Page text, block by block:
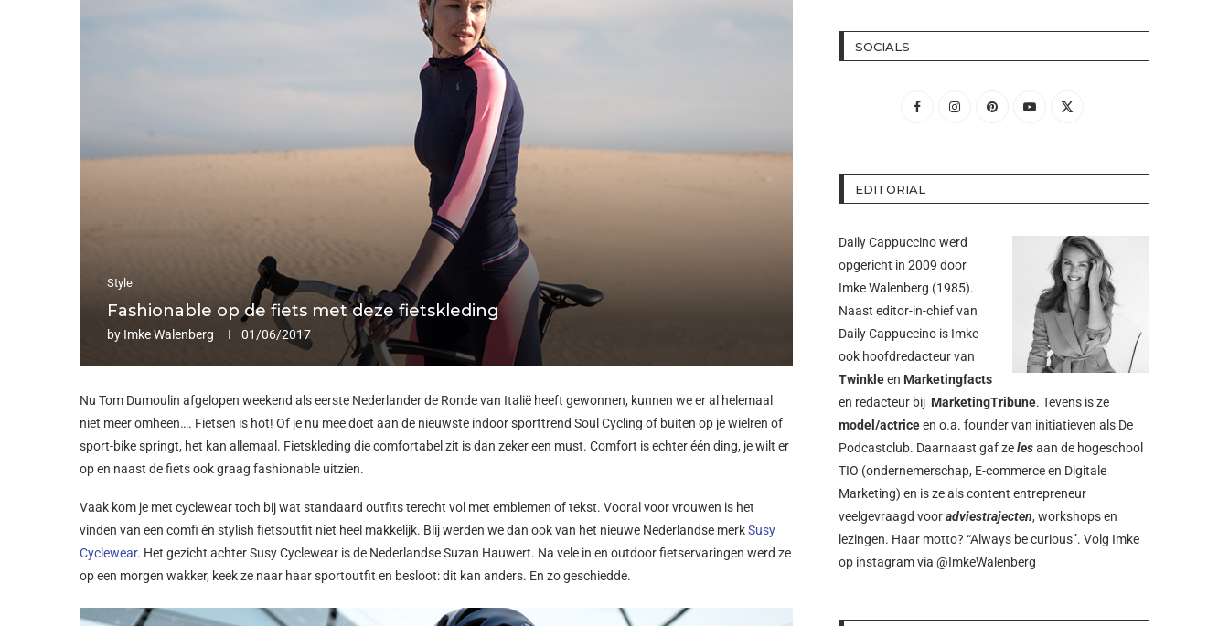
Style
Fashionable op de fiets met deze fietskleding
by Imke Walenberg 01/06/2017
Nu Tom Dumoulin afgelopen weekend als eerste Nederlander de Ronde van Italië heeft gewonnen, kunnen we er al helemaal
niet meer omheen…. Fietsen is hot! Of je nu mee doet aan de nieuwste indoor sporttrend Soul Cycling of buiten op je wielren of
sport-bike springt, het kan allemaal. Fietskleding die comfortabel zit is dan zeker een must. Comfort is echter één ding, je wilt er
op en naast de fiets ook graag fashionable uitzien.
Vaak kom je met cyclewear toch bij wat standaard outfits terecht vol met emblemen of tekst. Vooral voor vrouwen is het
vinden van een comfi én stylish fietsoutfit niet heel makkelijk. Blij werden we dan ook van het nieuwe Nederlandse merkSusy
Cyclewear. Het gezicht achter Susy Cyclewear is de Nederlandse Suzan Hauwert. Na vele in en outdoor fietservaringen werd ze
op een morgen wakker, keek ze naar haar sportoutfit en besloot: dit kan anders. En zo geschiedde.
SOCIALS
EDITORIAL
Daily Cappuccino werd
opgericht in 2009 door
Imke Walenberg (1985).
Naast editor-in-chief van
Daily Cappuccino is Imke
ook hoofdredacteur van
Twinkleen Marketingfacts
en redacteur bij MarketingTribune. Tevens is ze
model/actriceen o.a. founder van initiatieven als De
Podcastclub. Daarnaast gaf zelesaan de hogeschool
TIO (ondernemerschap, E-commerce en Digitale
Marketing) en is ze als content entrepreneur
veelgevraagd vooradviestrajecten, workshops en
lezingen. Haar motto? “Always be curious”. Volg Imke
op instagram via @ImkeWalenberg